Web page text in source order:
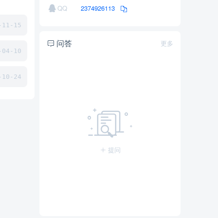
11-15
04-10
10-24
QQ 2374926113
更多
问答
提问